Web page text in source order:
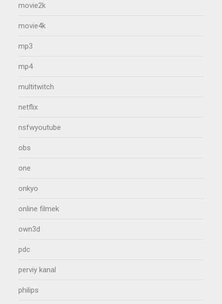
movie2k
movie4k
mp3
mp4
multitwitch
netflix
nsfwyoutube
obs
one
onkyo
online filmek
own3d
pdc
perviy kanal
philips